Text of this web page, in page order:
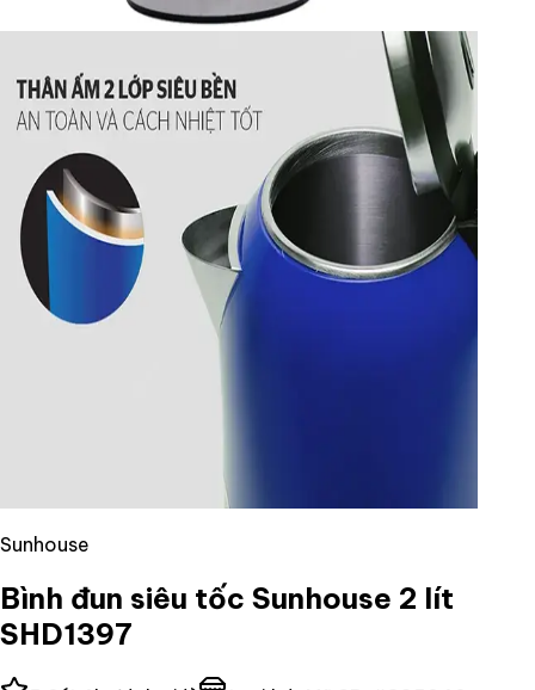
Sunhouse
Bình đun siêu tốc Sunhouse 2 lít
SHD1397